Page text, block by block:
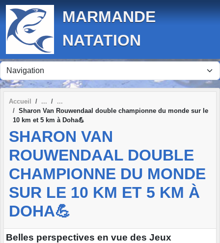
MARMANDE
NATATION
Accueil
Sharon Van Rouwendaal double championne du monde sur le
10 km et 5 km à Doha💪
SHARON VAN
ROUWENDAAL DOUBLE
CHAMPIONNE DU MONDE
SUR LE 10 KM ET 5 KM À
DOHA💪
Belles perspectives en vue des Jeux
Panneau de gestion des cookies